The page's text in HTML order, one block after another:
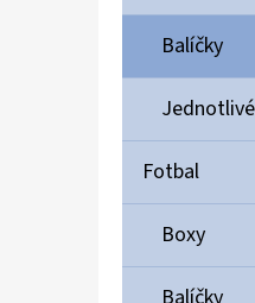
R
E
Balíčky
Fotbal
Boxy
ULTIMATE